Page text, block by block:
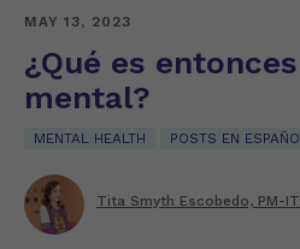
MAY 13, 2023
¿Qué es
mental?
MENTAL HEALTH POSTS EN
Tita Smyth Escobedo, PM-IT